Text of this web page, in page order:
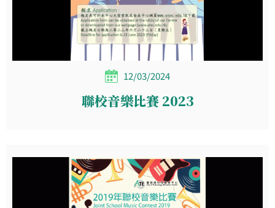
12/03/2024
聯校音樂比賽 2023